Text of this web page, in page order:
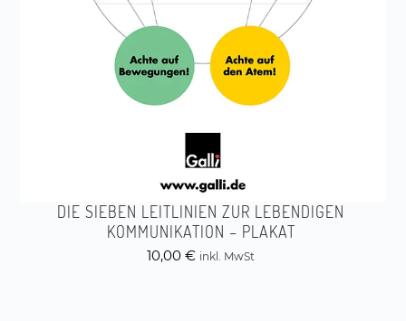
DIE SIEBEN LEITLINIEN ZUR LEBENDIGEN
KOMMUNIKATION – PLAKAT
10,00 € inkl. MwSt